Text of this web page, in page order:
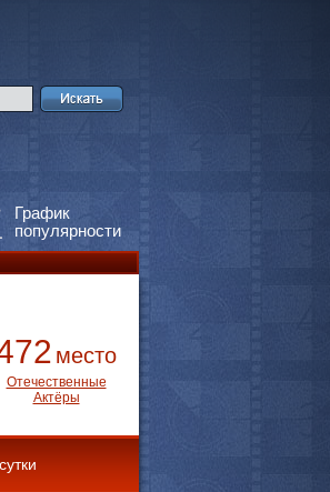
График
популярности
место
Отечественные
Актёры